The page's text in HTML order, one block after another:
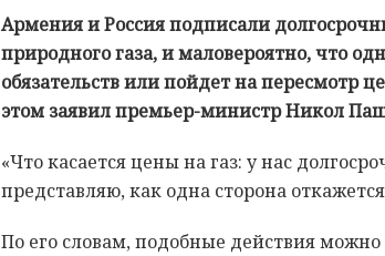
Армения и Россия подписали
природного газа, и маловероятно, что
обязательств или пойдет на пересмотр
этом заявил премьер-министр Никол
«Что касается цены на газ: у нас
представляю, как одна сторона
По его словам, подобные действия можно